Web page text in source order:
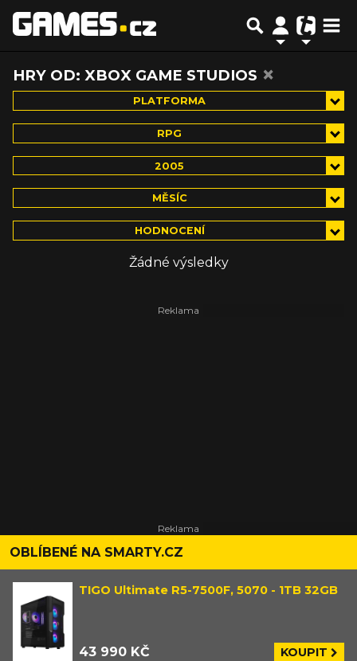
HRY OD: XBOX GAME STUDIOS ×
PLATFORMA
RPG
2005
MĚSÍC
HODNOCENÍ
Žádné výsledky
OBLÍBENÉ NA SMARTY.CZ
TIGO Ultimate R5-7500F, 5070 - 1TB 32GB
43 990 KČ KOUPIT